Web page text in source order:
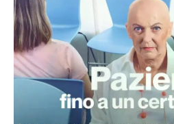
Diete
e
perdita
di
peso